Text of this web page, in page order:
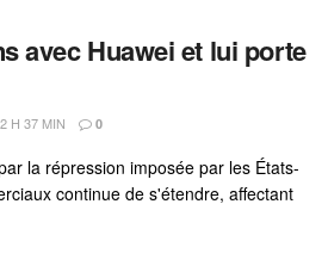
avec Huawei et lui porte
H 37 MIN 0
la répression imposée par les États-
continue de s'étendre, affectant